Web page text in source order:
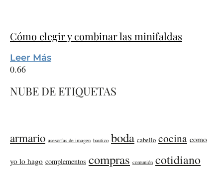
Cómo elegir y combinar las minifaldas
Leer Más
NUBE DE ETIQUETAS
armario asesorías de imagen bautizo boda cabello cocina como
yo lo hago complementos compras comunión cotidiano